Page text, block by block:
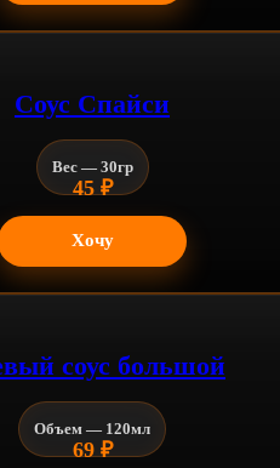
Соус Спайси
Вес — 30гр
45 ₽
Хочу
соус большой
Объем — 120мл
69 ₽